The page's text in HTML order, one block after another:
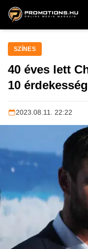
ZENE, FILM &
SZÍNES
40 éves lett
10
2023.08.11. 22:22